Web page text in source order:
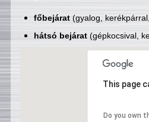
főbejárat(gyalog,
hátsó bejárat(gépkocsival,
This page
Do you own